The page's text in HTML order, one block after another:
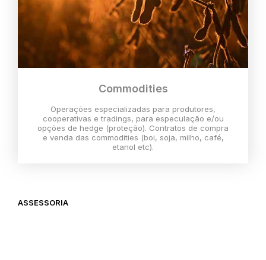
Commodities
Operações especializadas para produtores,
cooperativas e tradings, para especulação e/ou
opções de hedge (proteção). Contratos de compra
e venda das commodities (boi, soja, milho, café,
etanol etc).
ASSESSORIA